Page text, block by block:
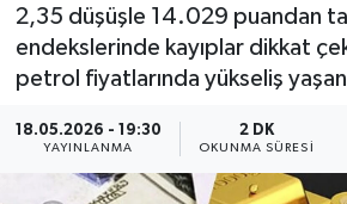
2,35 düşüşle 14.029 puandan
endekslerinde kayıplar dikkat
petrol fiyatlarında yükseliş
18.05.2026 - 19:30
YAYINLANMA
2 DK
OKUNMA SÜRESI
Azdavay Haberleri
Bozkurt Haberleri
Çatalzeytin Haberleri